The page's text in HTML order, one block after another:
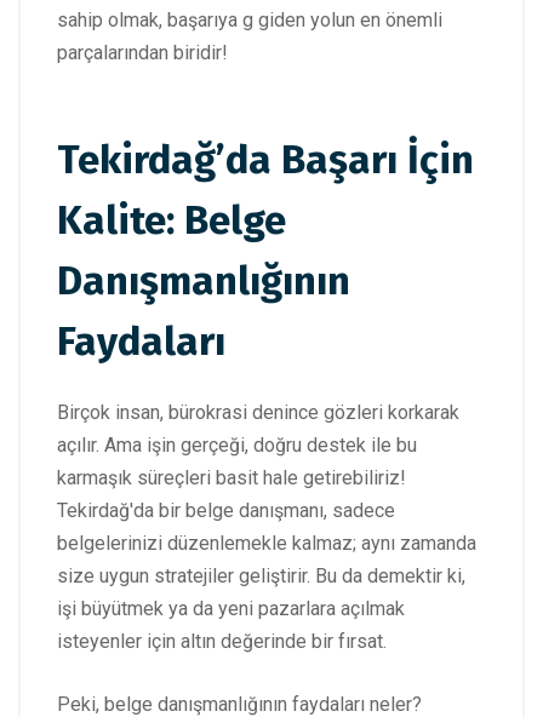
sahip olmak, başarıya g giden yolun en önemli
parçalarından biridir!
Tekirdağ’da Başarı İçin
Kalite: Belge
Danışmanlığının
Faydaları
Birçok insan, bürokrasi denince gözleri korkarak
açılır. Ama işin gerçeği, doğru destek ile bu
karmaşık süreçleri basit hale getirebiliriz!
Tekirdağ'da bir belge danışmanı, sadece
belgelerinizi düzenlemekle kalmaz; aynı zamanda
size uygun stratejiler geliştirir. Bu da demektir ki,
işi büyütmek ya da yeni pazarlara açılmak
isteyenler için altın değerinde bir fırsat.
Peki, belge danışmanlığının faydaları neler?